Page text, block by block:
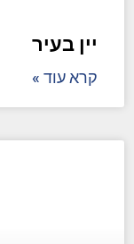
יין בעיר
קרא עוד »